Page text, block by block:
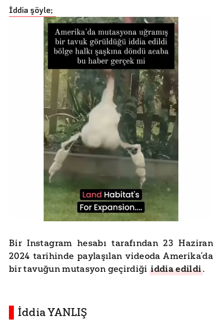
İddia şöyle;
Bir Instagram hesabı tarafından 23 Haziran
2024 tarihinde paylaşılan videoda Amerika’da
bir tavuğun mutasyon geçirdiği iddia edildi.
İddia YANLIŞ